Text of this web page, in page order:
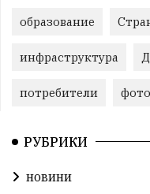
образование
инфраструктура
потребители
РУБРИКИ
новини